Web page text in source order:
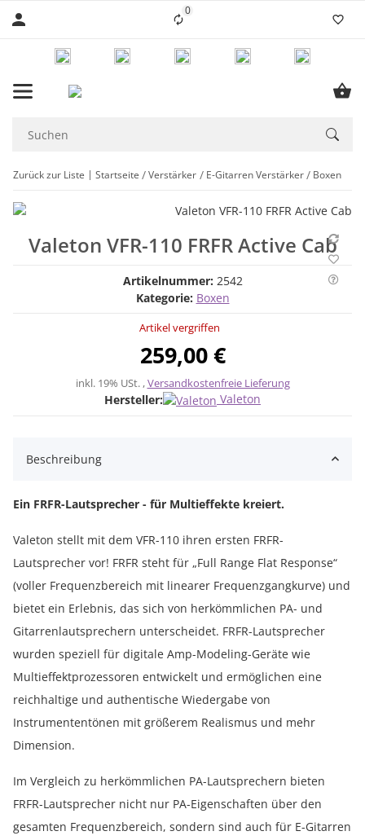
0Liste ist leer
Zurück zur Liste Startseite Verstärker E-Gitarren Verstärker Boxen
Valeton VFR-110 FRFR Active Cab
Artikelnummer: 2542
Kategorie: Boxen
Artikel vergriffen
259,00 €
inkl. 19% USt. ,Versandkostenfreie Lieferung
Hersteller: Valeton
Beschreibung
Ein FRFR-Lautsprecher - für Multieffekte kreiert.
Valeton stellt mit dem VFR-110 ihren ersten FRFR-
Lautsprecher vor! FRFR steht für „Full Range Flat Response“
(voller Frequenzbereich mit linearer Frequenzgangkurve) und
bietet ein Erlebnis, das sich von herkömmlichen PA- und
Gitarrenlautsprechern unterscheidet. FRFR-Lautsprecher
wurden speziell für digitale Amp-Modeling-Geräte wie
Multieffektprozessoren entwickelt und ermöglichen eine
reichhaltige und authentische Wiedergabe von
Instrumententönen mit größerem Realismus und mehr
Dimension.
Im Vergleich zu herkömmlichen PA-Lautsprechern bieten
FRFR-Lautsprecher nicht nur PA-Eigenschaften über den
gesamten Frequenzbereich, sondern sind auch für E-Gitarren